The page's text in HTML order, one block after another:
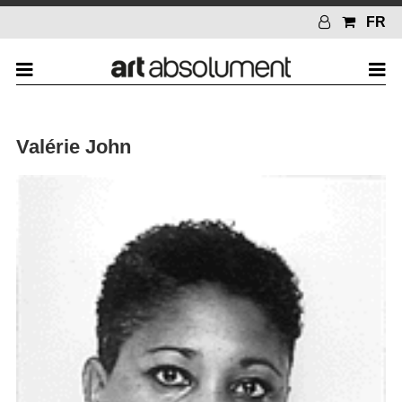
FR
Valérie John